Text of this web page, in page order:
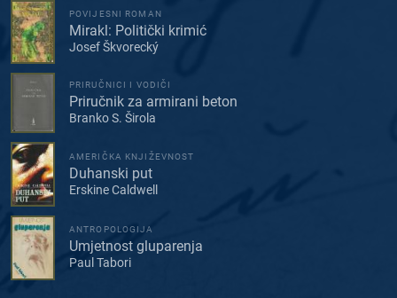
POVIJESNI ROMAN
Mirakl: Politički krimić
Josef Škvorecký
PRIRUČNICI I VODIČI
Priručnik za armirani beton
Branko S. Širola
AMERIČKA KNJIŽEVNOST
Duhanski put
Erskine Caldwell
ANTROPOLOGIJA
Umjetnost gluparenja
Paul Tabori